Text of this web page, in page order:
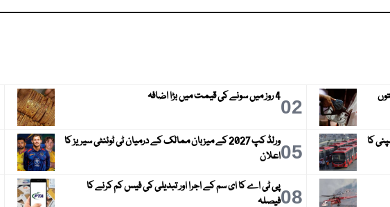
024 روز میں سونے کی قیمت میں بڑا اضافہ
کا
05
ورلڈ کپ 2027 کے میزبان ممالک کے درمیان ٹی ٹوئنٹی سیریز کا
اعلان
08پی ٹی اے کا ای سم کے اجرا اور تبدیلی کی فیس کم کرنے کا
فیصلہ